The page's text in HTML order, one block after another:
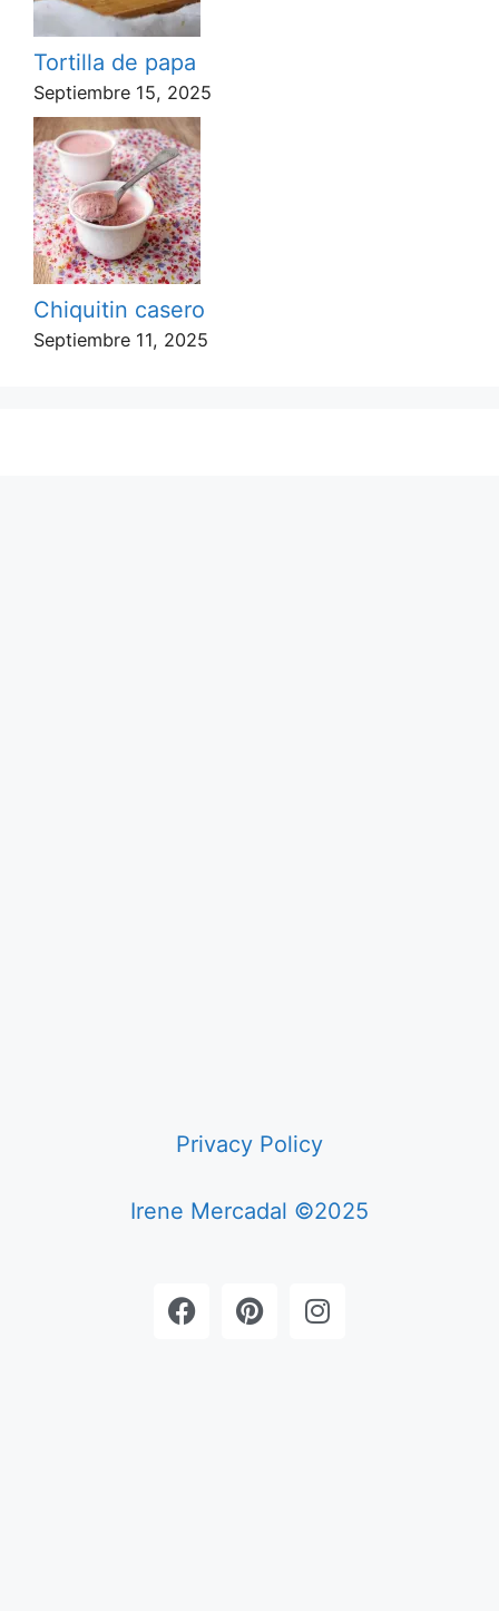
Tortilla de papa
Septiembre 15, 2025
Chiquitin casero
Septiembre 11, 2025
Privacy Policy
Irene Mercadal ©2025